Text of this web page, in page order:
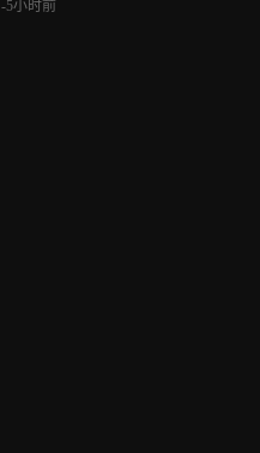
-5小时前